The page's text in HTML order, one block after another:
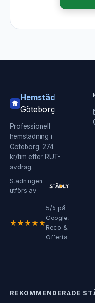
Hemstäd
Göteborg
Professionell
hemstädning i
Göteborg. 274
kr/tim efter RUT-
avdrag.
Städningen
utförs av
★★★★★
5/5 på
Google,
Reco &
Offerta
REKOMMENDERADE